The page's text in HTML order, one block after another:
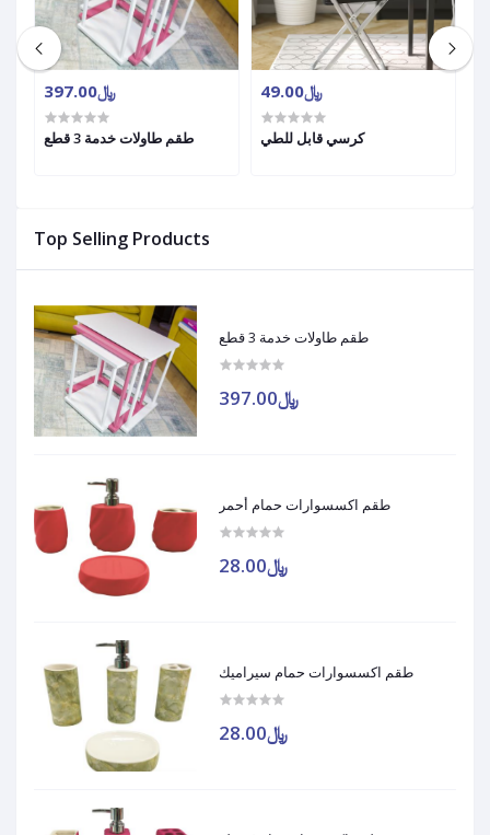
Top Selling Products
طقم طاولات خدمة 3 قطع
﷼397.00
طقم اكسسوارات حمام أحمر
﷼28.00
طقم اكسسوارات حمام سيراميك
﷼28.00
﷼397.00
طقم طاولات خدمة 3 قطع
﷼49.00
كرسي قابل للطي